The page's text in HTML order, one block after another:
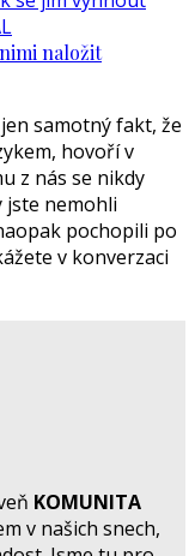
naložit
samotný fakt, že
hovoří v
z nás se nikdy
jste nemohli
pochopili po
v konverzaci
KOMUNITA
v našich snech,